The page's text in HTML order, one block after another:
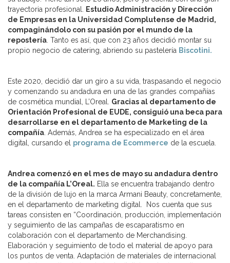
trayectoria profesional.
Estudio Administración y Dirección
de Empresas en la Universidad Complutense de Madrid,
compaginándolo con su pasión por el mundo de la
repostería . Tanto es así, que con 23 años decidió montar su
propio negocio de catering, abriendo su pastelería Biscotini.
Este 2020, decidió dar un giro a su vida, traspasando el negocio
y comenzando su andadura en una de las grandes compañías
de cosmética mundial, L’Oreal. Gracias al departamento de
Orientación Profesional de EUDE, consiguió una beca para
desarrollarse en el departamento de Marketing de la
compañía . Además, Andrea se ha especializado en el área
digital, cursando el programa de Ecommerce de la escuela.
Andrea comenzó en el mes de mayo su andadura dentro
de la compañía L’Oreal. Ella se encuentra trabajando dentro
de la división de lujo en la marca Armani Beauty, concretamente,
en el departamento de marketing digital. Nos cuenta que sus
tareas consisten en “Coordinación, producción, implementación
y seguimiento de las campañas de escaparatismo en
colaboración con el departamento de Merchandising.
Elaboración y seguimiento de todo el material de apoyo para
los puntos de venta. Adaptación de materiales de internacional